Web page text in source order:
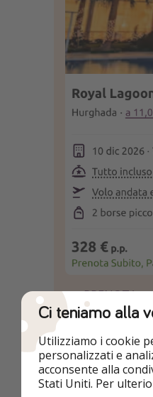
PRENOTA
IMPORTANTE : I
variazioni.
dopo aver
Ci teniamo alla
Utilizziamo i cookie
personalizzati e
acconsente alla
Stati Uniti. Per